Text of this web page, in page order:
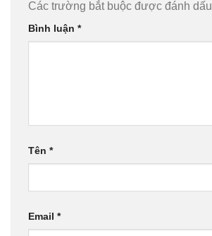
Các trường bắt buộc được đánh dấu
Bình luận *
Tên *
Email *